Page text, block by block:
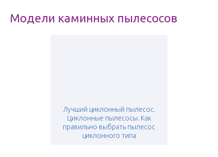
Модели каминных пылесосов
Лучший циклонный пылесос.
Циклонные пылесосы. Как
правильно выбрать пылесос
циклонного типа